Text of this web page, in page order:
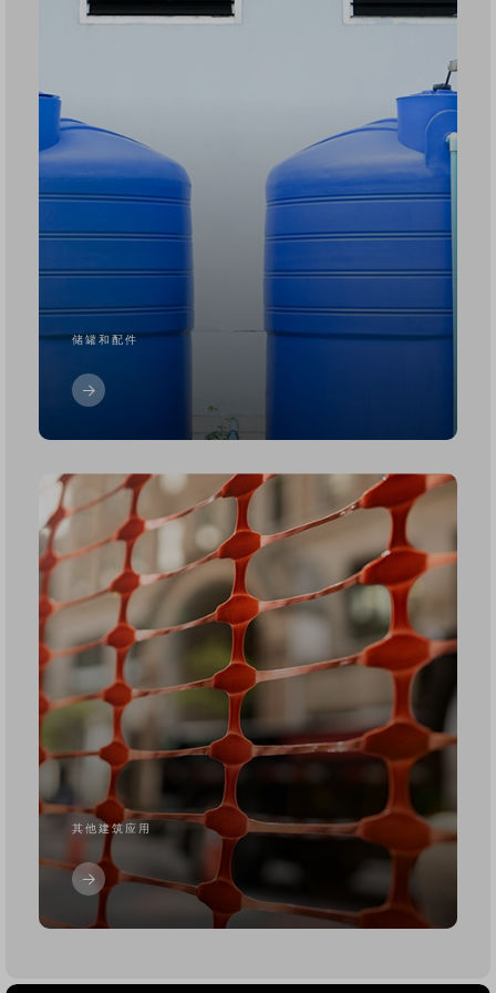
储罐和配件
其他建筑应用